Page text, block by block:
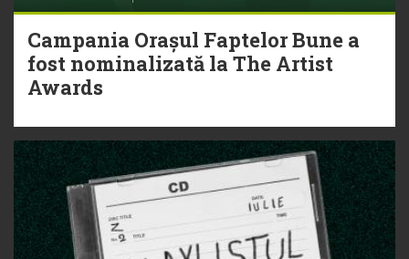
Campania Orașul Faptelor Bune a
fost nominalizată la The Artist
Awards